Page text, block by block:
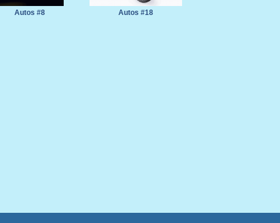
Autos #8 Autos #18